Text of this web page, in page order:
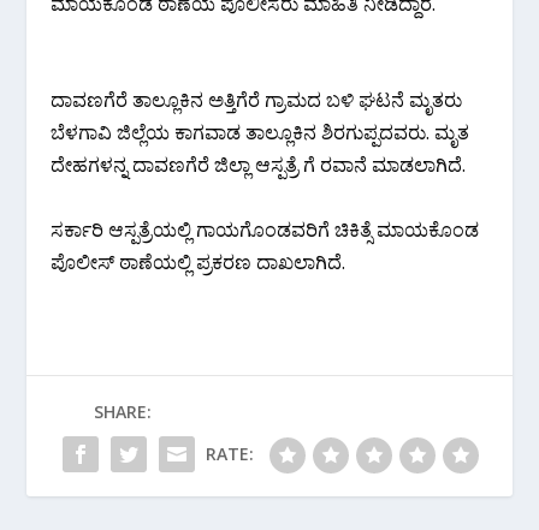
ದಾವಣಗೆರೆ ತಾಲ್ಲೂಕಿನ ಅತ್ತಿಗೆರೆ ಗ್ರಾಮದ ಬಳಿ ಘಟನೆ ಮೃತರು
ಬೆಳಗಾವಿ ಜಿಲ್ಲೆಯ ಕಾಗವಾಡ ತಾಲ್ಲೂಕಿನ ಶಿರಗುಪ್ಪದವರು. ಮೃತ
ದೇಹಗಳನ್ನ ದಾವಣಗೆರೆ ಜಿಲ್ಲಾ ಆಸ್ಪತ್ರೆ ಗೆ ರವಾನೆ ಮಾಡಲಾಗಿದೆ.
ಸರ್ಕಾರಿ ಆಸ್ಪತ್ರೆಯಲ್ಲಿ ಗಾಯಗೊಂಡವರಿಗೆ ಚಿಕಿತ್ಸೆ ಮಾಯಕೊಂಡ
ಪೊಲೀಸ್ ಠಾಣೆಯಲ್ಲಿ ಪ್ರಕರಣ ದಾಖಲಾಗಿದೆ.
SHARE:
RATE: